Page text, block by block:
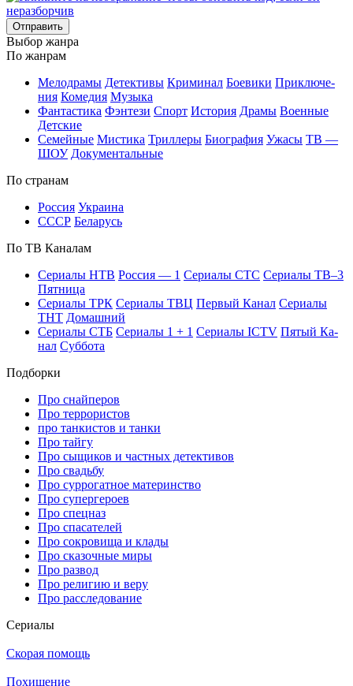
Отправить
Вы­бор жан­ра
По жан­рам
Ме­ло­дра­мы Де­тек­ти­вы Кри­ми­нал Бое­ви­ки При­клю­че­
ния Ко­ме­дия Му­зы­ка
Фан­та­сти­ка Фэн­те­зи Спорт Ис­то­рия Дра­мы Во­ен­ные
Дет­ские
Се­мей­ные Мис­ти­ка Трил­ле­ры Био­гра­фия Ужа­сы ТВ —
ШОУ До­ку­мен­таль­ные
По стра­нам
Рос­сия Ук­раи­на
СССР Бе­ла­русь
По ТВ Ка­на­лам
Се­риа­лы НТВ Рос­сия — 1 Се­риа­лы СТС Се­риа­лы ТВ–3
Пят­ни­ца
Се­риа­лы ТРК Се­риа­лы ТВЦ Пер­вый Ка­нал Се­риа­лы
ТНТ До­маш­ний
Се­риа­лы СТБ Се­риа­лы 1 + 1 Се­риа­лы ICTV Пя­тый Ка­
нал Суб­бо­та
Подборки
Про снайперов
Про террористов
про танкистов и танки
Про тайгу
Про сыщиков и частных детективов
Про свадьбу
Про суррогатное материнство
Про супергероев
Про спецназ
Про спасателей
Про сокровища и клады
Про сказочные миры
Про развод
Про религию и веру
Про расследование
Се­риа­лы
Скорая помощь
Похищение